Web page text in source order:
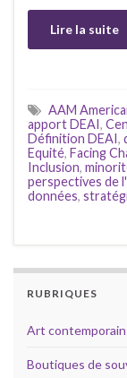
Lire la suite
AAM
apport DEAI,
Définition DEAI,
Equité, Facing
Inclusion,
perspectives de
données,
RUBRIQUES
Art contemporain
Boutiques de